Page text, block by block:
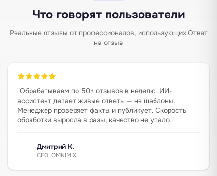
Что говорят пользователи
Реальные отзывы от профессионалов, использующих Ответ
на отзыв
"Обрабатываем по 50+ отзывов в неделю. ИИ-
ассистент делает живые ответы — не шаблоны.
Менеджер проверяет факты и публикует. Скорость
обработки выросла в разы, качество не упало."
Дмитрий К.
CEO, OMNIMIX